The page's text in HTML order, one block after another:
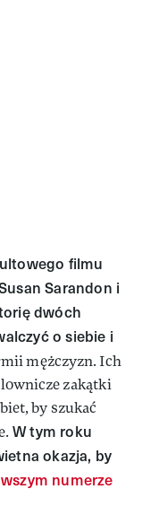
filmu
Sarandon i
dwóch
o siebie i
mężczyzn. Ich
zakątki
by szukać
W tym roku
okazja, by
numerze